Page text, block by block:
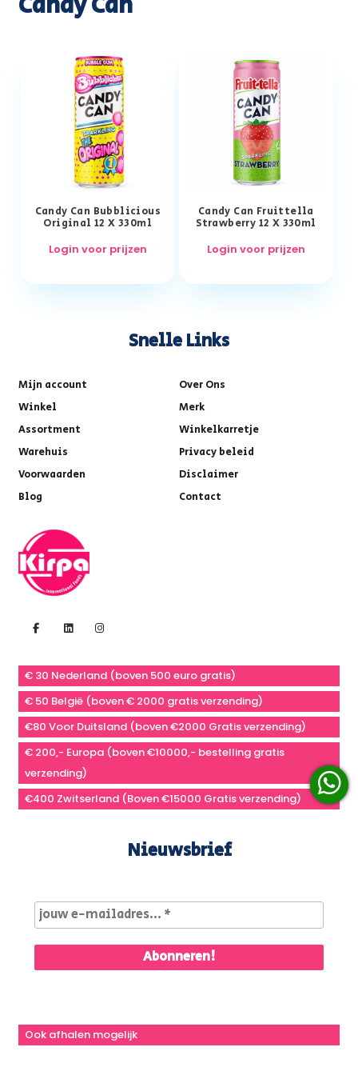
Candy Can Bubblicious
Original 12 X 330ml
Login voor prijzen
Candy Can Fruittella
Strawberry 12 X 330ml
Login voor prijzen
Snelle Links
Mijn account
Over Ons
Winkel
Merk
Assortment
Winkelkarretje
Warehuis
Privacy beleid
Voorwaarden
Disclaimer
Blog
Contact
€ 30 Nederland (boven 500 euro gratis)
€ 50 België (boven € 2000 gratis verzending)
€80 Voor Duitsland (boven €2000 Gratis verzending)
€ 200,- Europa (boven €10000,- bestelling gratis
verzending)
€400 Zwitserland (Boven €15000 Gratis verzending)
Nieuwsbrief
Ook afhalen mogelijk